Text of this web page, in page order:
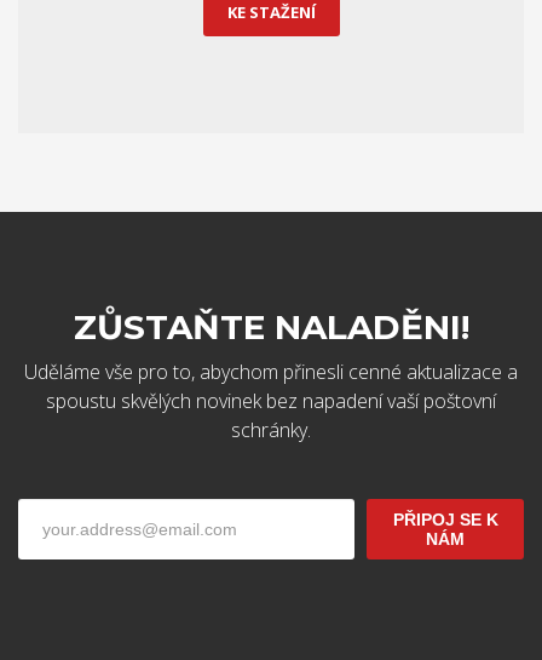
KE STAŽENÍ
ZŮSTAŇTE NALADĚNI!
Uděláme vše pro to, abychom přinesli cenné aktualizace a
spoustu skvělých novinek bez napadení vaší poštovní
schránky.
PŘIPOJ SE K
NÁM